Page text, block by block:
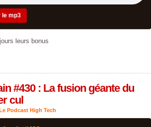
le mp3
leurs bonus
#430 : La fusion géante du
cul
Podcast High Tech